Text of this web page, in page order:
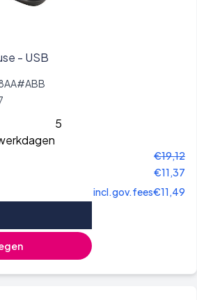
- USB
5
€19,12
€11,37
incl.gov.fees€11,49